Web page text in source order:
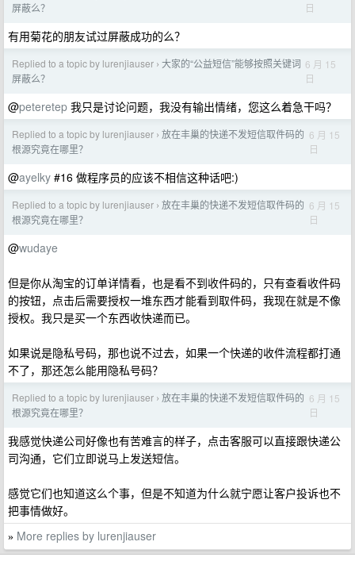
屏蔽么？
日
有用菊花的朋友试过屏蔽成功的么？
Replied to a topic by lurenjiauser › 大家的“公益短信”能够按照关键词
屏蔽么？
6 月 15
日
@peteretep 我只是讨论问题，我没有输出情绪，您这么着急干吗？
Replied to a topic by lurenjiauser › 放在丰巢的快递不发短信取件码的
根源究竟在哪里？
6 月 15
日
@ayelky #16 做程序员的应该不相信这种话吧:)
Replied to a topic by lurenjiauser › 放在丰巢的快递不发短信取件码的
根源究竟在哪里？
6 月 15
日
@wudaye
但是你从淘宝的订单详情看，也是看不到收件码的，只有查看收件码
的按钮，点击后需要授权一堆东西才能看到取件码，我现在就是不像
授权。我只是买一个东西收快递而已。
如果说是隐私号码，那也说不过去，如果一个快递的收件流程都打通
不了，那还怎么能用隐私号码？
Replied to a topic by lurenjiauser › 放在丰巢的快递不发短信取件码的
根源究竟在哪里？
6 月 15
日
我感觉快递公司好像也有苦难言的样子，点击客服可以直接跟快递公
司沟通，它们立即说马上发送短信。
感觉它们也知道这么个事，但是不知道为什么就宁愿让客户投诉也不
把事情做好。
» More replies by lurenjiauser